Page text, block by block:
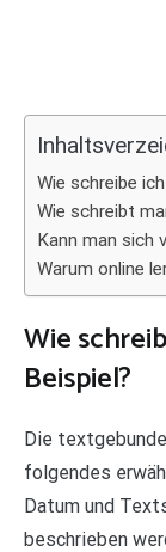
Wie schreibe
Wie schreibt
Kann man sich
Warum online
Wie
Beispiel?
Die
folgendes
Datum und
beschrieben